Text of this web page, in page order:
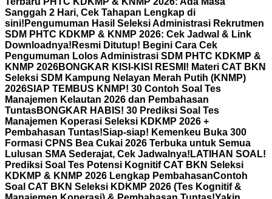
Sanggah 2 Hari, Cek Tahapan Lengkap di
sini! Pengumuman Hasil Seleksi Administrasi Rekrutmen
SDM PHTC KDKMP & KNMP 2026: Cek Jadwal & Link
Downloadnya! Resmi Ditutup! Begini Cara Cek
Pengumuman Lolos Administrasi SDM PHTC KDKMP &
KNMP 2026BONGKAR KISI-KISI RESMI! Materi CAT BKN
Seleksi SDM Kampung Nelayan Merah Putih (KNMP)
2026SIAP TEMBUS KNMP! 30 Contoh Soal Tes
Manajemen Kelautan 2026 dan Pembahasan
TuntasBONGKAR HABIS! 30 Prediksi Soal Tes
Manajemen Koperasi Seleksi KDKMP 2026 +
Pembahasan Tuntas!Siap-siap! Kemenkeu Buka 300
Formasi CPNS Bea Cukai 2026 Terbuka untuk Semua
Lulusan SMA Sederajat, Cek Jadwalnya! LATIHAN SOAL!
Prediksi Soal Tes Potensi Kognitif CAT BKN Seleksi
KDKMP & KNMP 2026 Lengkap PembahasanContoh
Soal CAT BKN Seleksi KDKMP 2026 (Tes Kognitif &